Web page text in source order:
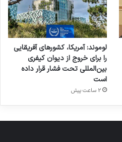
لوموند: آمریکا، کشورهای آفریقایی
را برای خروج از دیوان کیفری
بین‌المللی تحت فشار قرار داده
است
2 ساعت پیش